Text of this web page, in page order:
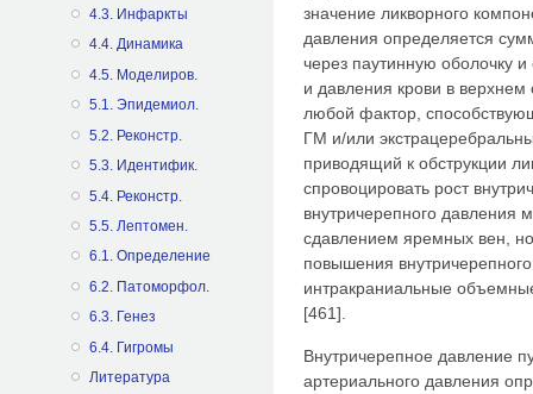
4.3. Инфаркты
4.4. Динамика
4.5. Mоделиров.
5.1. Эпидемиол.
5.2. Реконстр.
5.3. Идентифик.
5.4. Реконстр.
5.5. Лептомен.
6.1. Определение
6.2. Патоморфол.
6.3. Генез
6.4. Гигромы
Литература
значение ликворного
давления определяется
через паутинную оболочку
и давления крови в
любой фактор,
ГМ и/или
приводящий к обструкции
спровоцировать рост
внутричерепного давления
сдавлением яремных вен,
повышения
интракраниальные
[461].
Внутричерепное давление
артериального давления